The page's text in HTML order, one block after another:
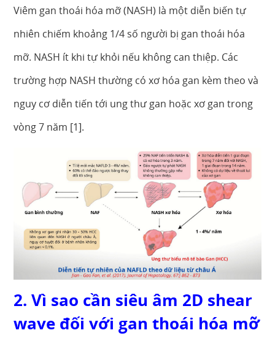
Viêm gan thoái hóa mỡ (NASH) là một diễn biến tự
nhiên chiếm khoảng 1/4 số người bị gan thoái hóa
mỡ. NASH ít khi tự khỏi nếu không can thiệp. Các
trường hợp NASH thường có xơ hóa gan kèm theo và
nguy cơ diễn tiến tới ung thư gan hoặc xơ gan trong
vòng 7 năm [1].
2. Vì sao cần siêu âm 2D shear
wave đối với gan thoái hóa mỡ